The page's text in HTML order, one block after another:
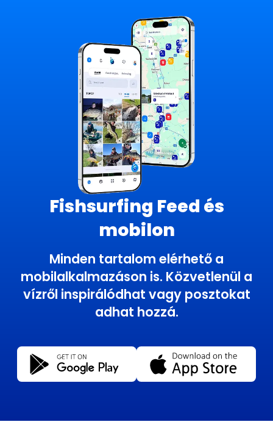
Fishsurfing Feed és
mobilon
Minden tartalom elérhető a
mobilalkalmazáson is. Közvetlenül a
vízről inspirálódhat vagy posztokat
adhat hozzá.